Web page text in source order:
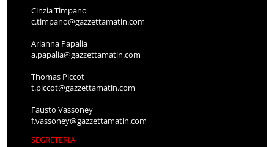
Cinzia Timpano
c.timpano@gazzettamatin.com
Arianna Papalia
a.papalia@gazzettamatin.com
Thomas Piccot
t.piccot@gazzettamatin.com
Fausto Vassoney
f.vassoney@gazzettamatin.com
SEGRETERIA